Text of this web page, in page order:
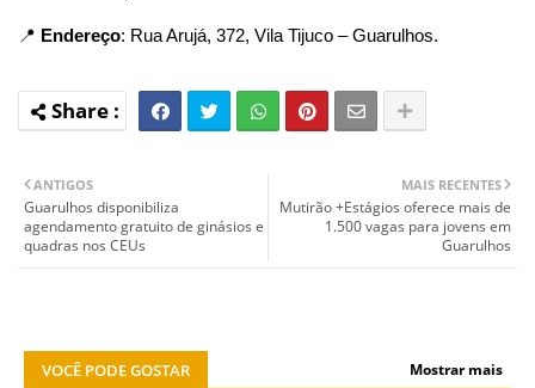
📍 Endereço: Rua Arujá, 372, Vila Tijuco – Guarulhos.
MAIS RECENTES
Mutirão +Estágios oferece mais de
1.500 vagas para jovens em
Guarulhos
ANTIGOS
Guarulhos disponibiliza
agendamento gratuito de ginásios e
quadras nos CEUs
VOCÊ PODE GOSTAR Mostrar mais